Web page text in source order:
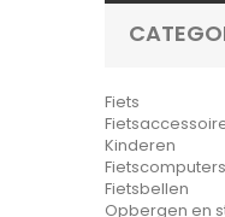
Fiets
Kinderen
Fietscomputers
Fietsbellen
Opbergen en